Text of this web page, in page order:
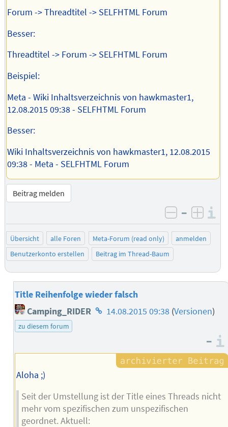
Forum -> Threadtitel -> SELFHTML Forum
Besser:
Threadtitel -> Forum -> SELFHTML Forum
Beispiel:
Meta - Wiki Inhaltsverzeichnis von hawkmaster1,
12.08.2015 09:38 - SELFHTML Forum
Besser:
Wiki Inhaltsverzeichnis von hawkmaster1, 12.08.2015
09:38 - Meta - SELFHTML Forum
Beitrag melden
negativ
–
Übersicht alle Foren Meta-Forum (read only)
anmelden
Benutzerkonto erstellen
Beitrag im Thread-Baum
Title Reihenfolge wieder falsch
Camping_RIDER Homepage
14.08.2015 09:38 (Versionen)
zu diesem forum
–
Aloha ;)
Seit der Umstellung ist der Title eines Threads nicht
mehr vom spezifischen zum unspezifischen
geordnet. Aktuell: